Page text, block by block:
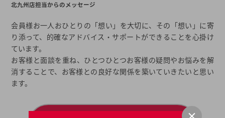
北九州店担当からのメッセージ
会員様お一人おひとりの「想い」を大切に、その「想い」に寄
り添って、的確なアドバイス・サポートができることを心掛け
ています。
お客様と面談を重ね、ひとつひとつお客様の疑問やお悩みを解
消することで、お客様との良好な関係を築いていきたいと思い
ます。